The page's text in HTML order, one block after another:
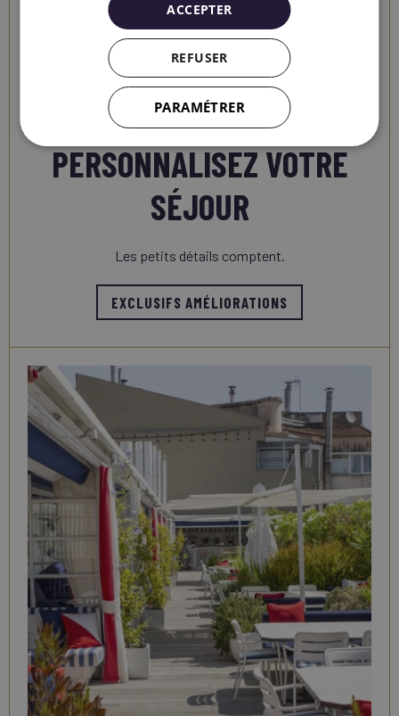
PERSONNALISEZ VOTRE
SÉJOUR
Les petits détails comptent.
EXCLUSIFS AMÉLIORATIONS
ACCEPTER
REFUSER
PARAMÉTRER